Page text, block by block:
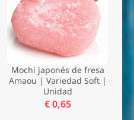
Mochi japonés de fresa
Amaou | Variedad Soft |
Unidad
€ 0,65